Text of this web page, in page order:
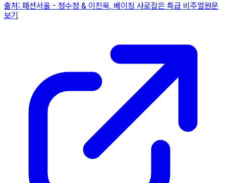
출처: 패션서울 - 정수정 & 이진욱, 베이징 사로잡은 특급 비주얼원문
보기